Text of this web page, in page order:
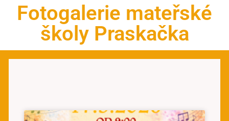
Fotogalerie mateřské
školy Praskačka